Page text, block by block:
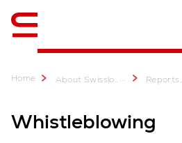
Home About Swisslog ... Reports,
Whistleblowing